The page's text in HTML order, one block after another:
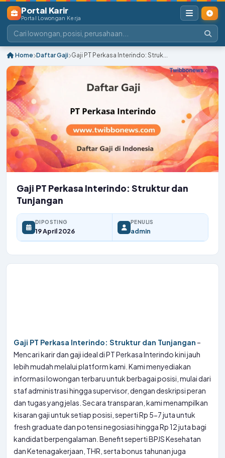
Portal Karir
Portal Lowongan Kerja
Home Daftar Gaji Gaji PT Perkasa Interindo: Struk...
Gaji PT Perkasa Interindo: Struktur dan
Tunjangan
DIPOSTING
19 April 2026
PENULIS
admin
Gaji PT Perkasa Interindo: Struktur dan Tunjangan –
Mencari karir dan gaji ideal di PT Perkasa Interindo kini jauh
lebih mudah melalui platform kami. Kami menyediakan
informasi lowongan terbaru untuk berbagai posisi, mulai dari
staf administrasi hingga supervisor, dengan deskripsi peran
dan tugas yang jelas. Secara transparan, kami menampilkan
kisaran gaji untuk setiap posisi, seperti Rp 5-7 juta untuk
fresh graduate dan potensi negosiasi hingga Rp 12 juta bagi
kandidat berpengalaman. Benefit seperti BPJS Kesehatan
dan Ketenagakerjaan, THR, serta bonus tahunan juga